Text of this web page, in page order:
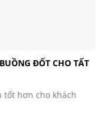
ĐỐT CHO TẤT
tốt hơn cho khách